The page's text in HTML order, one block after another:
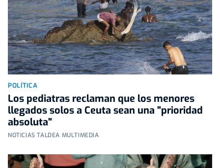
POLÍTICA
Los pediatras reclaman que los menores
llegados solos a Ceuta sean una "prioridad
absoluta"
NOTICIAS TALDEA MULTIMEDIA